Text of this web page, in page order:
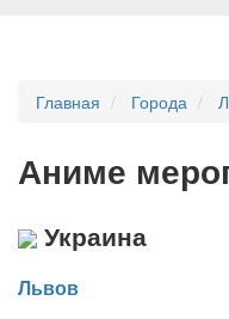
Главная Города
Аниме
Украина
Львов